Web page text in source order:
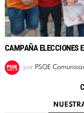
CAMPAÑA ELECCIONES
por PSOE